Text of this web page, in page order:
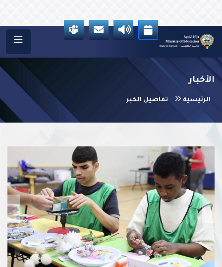
الأخبار
الرئيسية تفاصيل الخبر
Next